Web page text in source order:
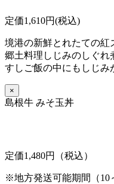
定価1,610円(税込)
境港の新鮮とれたての紅
郷土料理しじみのしぐれ
すしご飯の中にもしじみ
×
島根牛 みそ玉丼
定価1,480円（税込）
※地方発送可能期間（10